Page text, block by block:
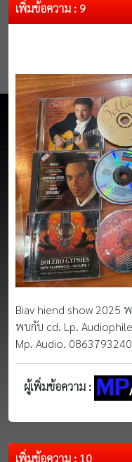
เพิ่มข้อความ : 9
Biav hiend show 2025
พบกับ cd. Lp.
Mp. Audio. 0863793240
ผู้เพิ่มข้อความ :
เพิ่มข้อความ : 10